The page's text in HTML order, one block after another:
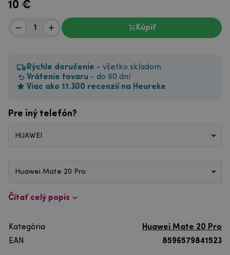
10 €
Kúpiť
Rýchle doručenie - všetko skladom
Vrátenie tovaru - do 60 dní
Viac ako 11.300 recenzií na Heureke
Pre iný telefón?
HUAWEI
Huawei Mate 20 Pro
Čítať celý popis
Kategória
Huawei Mate 20 Pro
EAN
8596579841523